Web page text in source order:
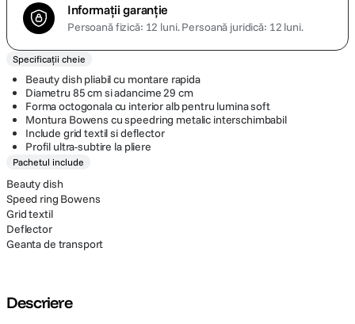
Informații garanție
Persoană fizică: 12 luni.Persoană juridică: 12 luni.
Specificații cheie
Beauty dish pliabil cu montare rapida
Diametru 85 cm si adancime 29 cm
Forma octogonala cu interior alb pentru lumina soft
Montura Bowens cu speedring metalic interschimbabil
Include grid textil si deflector
Profil ultra-subtire la pliere
Pachetul include
Beauty dish
Speed ring Bowens
Grid textil
Deflector
Geanta de transport
Descriere